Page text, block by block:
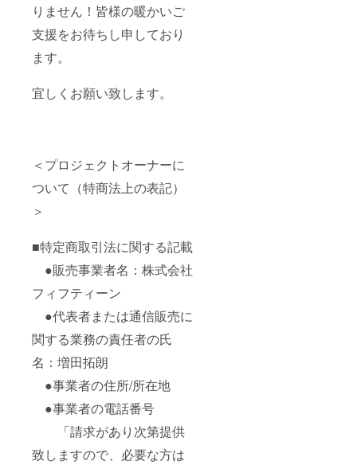
りません！皆様の暖かいご
支援をお待ちし申しており
ます。
宜しくお願い致します。
＜プロジェクトオーナーに
ついて（特商法上の表記）
＞
■特定商取引法に関する記載
●販売事業者名：株式会社
フィフティーン
●代表者または通信販売に
関する業務の責任者の氏
名：増田拓朗
●事業者の住所/所在地
●事業者の電話番号
「請求があり次第提供
致しますので、必要な方は